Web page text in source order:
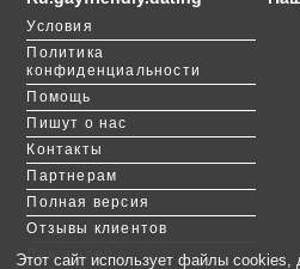
На нашем гей сайте есть
выявления симпатии. Вы
мужчинами, поставив им
и посмотреть, сколько
Условия
Политика
конфиденциальности
Помощь
Пишут о нас
Контакты
Партнерам
Полная версия
Отзывы клиентов
Для людей с
Этот сайт использует файлы